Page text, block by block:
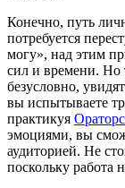
Конечно, путь
потребуется
могу», над этим
сил и времени. Но
безусловно,
вы испытываете
практикуя
эмоциями, вы
аудиторией. Не
поскольку работа